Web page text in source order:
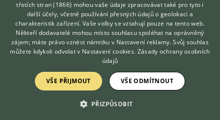
Prodám Hýla mexického - Prodám letošní hýly mexické, celkem
3 ks, kroužkované z velké voliéry. Po domluvě mohu přivést do
Přerova nebo na Fauna trhy do Ostravy. Přednostně volejte na
telefon níže
dnes 07:22
Kyjovice, okr. Opava
18×
Hledáte zvířecího kamaráda?
Zdarma vám poradí
VETERINÁŘ ONLINE
KONZULTOVAT S
VETERINÁŘEM
třetích stran (1866) mohou vaše údaje zpracovávat také pro tyto i
další účely, včetně používání přesných údajů o geolokaci a
charakteristik zařízení. Vaše volby se vztahují pouze na tento web.
Někteří dodavatelé mohou místo souhlasu spoléhat na oprávněný
zájem; máte právo vznést námitku v Nastavení reklamy. Svůj souhlas
můžete kdykoli odvolat v Nastavení cookies. Zásady ochrany osobních
údajů
VŠE PŘIJMOUT VŠE ODMÍTNOUT
PŘIZPŮSOBIT